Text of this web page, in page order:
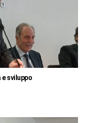
e sviluppo